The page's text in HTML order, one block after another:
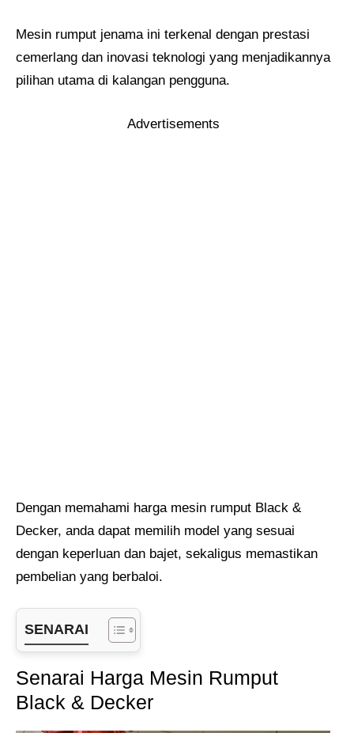
Mesin rumput jenama ini terkenal dengan prestasi
cemerlang dan inovasi teknologi yang menjadikannya
pilihan utama di kalangan pengguna.
Advertisements
Dengan memahami harga mesin rumput Black &
Decker, anda dapat memilih model yang sesuai
dengan keperluan dan bajet, sekaligus memastikan
pembelian yang berbaloi.
SENARAI
Senarai Harga Mesin Rumput
Black & Decker